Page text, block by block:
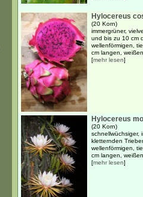
Hylocereus
(20 Korn)
immergrüner,
und bis zu 10 cm
wellenförmigen,
cm langen,
[mehr lesen]
Hylocereus
(20 Korn)
schnellwüchsiger,
kletternden
wellenförmigen,
cm langen,
[mehr lesen]